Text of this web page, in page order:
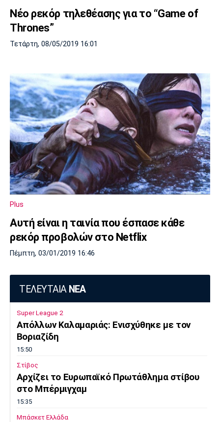
Νέο ρεκόρ τηλεθέασης για το “Game of
Thrones”
Τετάρτη, 08/05/2019 16:01
Plus
Αυτή είναι η ταινία που έσπασε κάθε
ρεκόρ προβολών στο Netflix
Πέμπτη, 03/01/2019 16:46
ΤΕΛΕΥΤΑΙΑ ΝΕΑ
Super League 2
Απόλλων Καλαμαριάς: Ενισχύθηκε με τον
Βοριαζίδη
15:50
Στίβος
Αρχίζει το Ευρωπαϊκό Πρωτάθλημα στίβου
στο Μπέρμιγχαμ
15:35
Μπάσκετ Ελλάδα